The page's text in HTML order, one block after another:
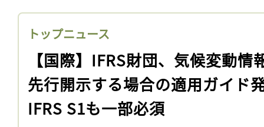
トップニュース
【国際】IFRS財団、気候変動情
先行開示する場合の適用ガイド
IFRS S1も一部必須